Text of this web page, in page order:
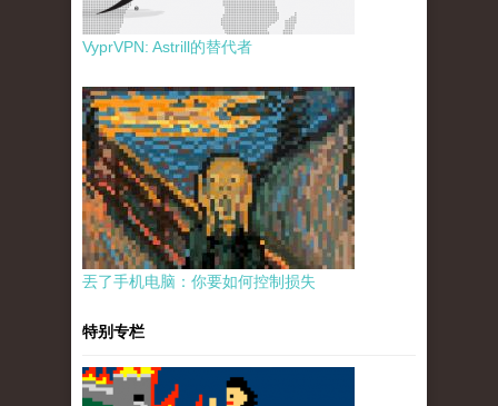
VyprVPN: Astrill的替代者
丟了手机电脑：你要如何控制损失
特别专栏